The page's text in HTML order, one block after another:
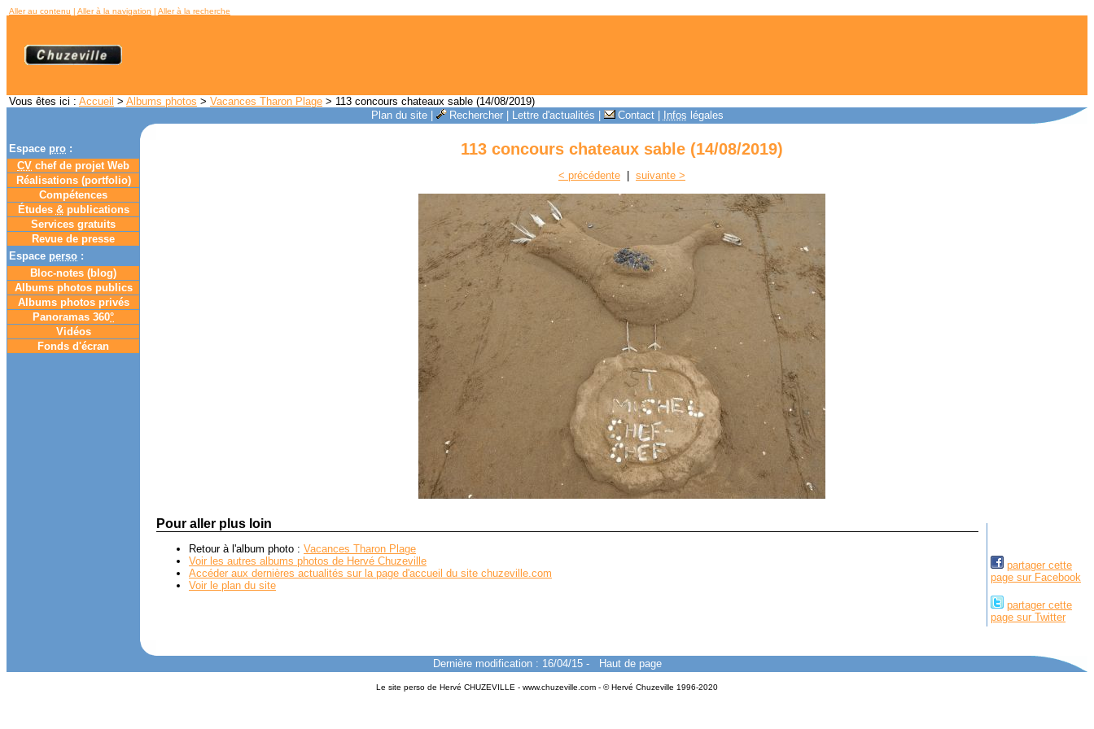
Aller au contenu | Aller à la navigation | Aller à la recherche
Vous êtes ici : Accueil > Albums photos > Vacances Tharon Plage > 113 concours chateaux sable (14/08/2019)
Plan du site| Rechercher| Lettre d'actualités Contact| Infos légales
Espace pro :
CV chef de projet Web
Réalisations (portfolio)
Compétences
Études &publications
Services gratuits
Revue de presse
Espace perso :
Bloc-notes (blog)
Albums photos publics
Albums photos privés
Panoramas 360°
Vidéos
Fonds d'écran
113 concours chateaux sable (14/08/2019)
< précédente suivante >
partager cette
page sur Facebook
partager cette
page sur Twitter
Pour aller plus loin
Retour à l'album photo : Vacances Tharon Plage
Voir les autres albums photos de Hervé Chuzeville
Accéder aux dernières actualités sur la page d'accueil du site chuzeville.com
Voir le plan du site
Dernière modification : 16/04/15- Haut de page
Le site perso de Hervé CHUZEVILLE - www.chuzeville.com - © Hervé Chuzeville 1996-2020